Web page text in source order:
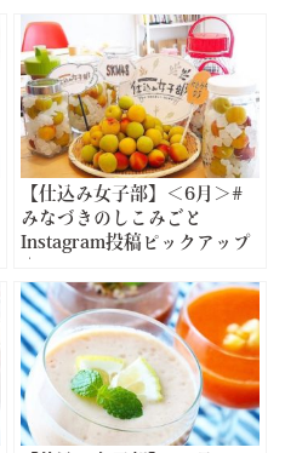
【仕込み女子部】＜6月＞#
みなづきのしこみごと
Instagram投稿ピックアップ